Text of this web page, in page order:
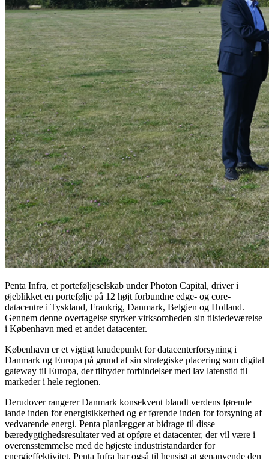
Penta Infra, et porteføljeselskab under Photon Capital, driver i
øjeblikket en portefølje på 12 højt forbundne edge- og core-
datacentre i Tyskland, Frankrig, Danmark, Belgien og Holland.
Gennem denne overtagelse styrker virksomheden sin tilstedeværelse
i København med et andet datacenter.
København er et vigtigt knudepunkt for datacenterforsyning i
Danmark og Europa på grund af sin strategiske placering som digital
gateway til Europa, der tilbyder forbindelser med lav latenstid til
markeder i hele regionen.
Derudover rangerer Danmark konsekvent blandt verdens førende
lande inden for energisikkerhed og er førende inden for forsyning af
vedvarende energi. Penta planlægger at bidrage til disse
bæredygtighedsresultater ved at opføre et datacenter, der vil være i
overensstemmelse med de højeste industristandarder for
energieffektivitet. Penta Infra har også til hensigt at genanvende den